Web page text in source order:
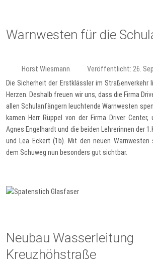
Warnwesten für die
Horst Wiesmann Veröffentlicht: 26.
Die Sicherheit der Erstklässler im Straßenverkehr
Herzen. Deshalb freuen wir uns, dass die Firma
allen Schulanfängern leuchtende Warnwesten
kamen Herr Rüppel von der Firma Driver Center,
Agnes Engelhardt und die beiden Lehrerinnen der
und Lea Eckert (1b). Mit den neuen Warnwesten
dem Schuweg nun besonders gut sichtbar.
Neubau Wasserleitung
Kreuzhöhstraße